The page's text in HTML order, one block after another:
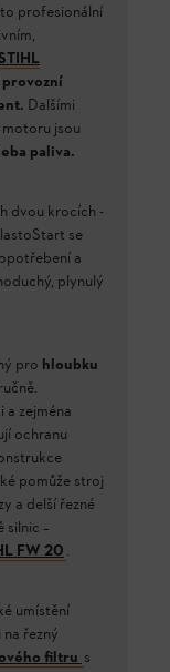
profesionální
Dalšími
jsou
paliva.
dvou krocích -
se
a
plynulý
pro hloubku
zejména
ochranu
pomůže stroj
a delší řezné
silnic –
FW 20 .
umístění
řezný
filtru s